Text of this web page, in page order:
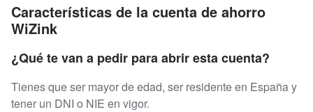
Características de la cuenta de ahorro
WiZink
¿Qué te van a pedir para abrir esta cuenta?
Tienes que ser mayor de edad, ser residente en España y
tener un DNI o NIE en vigor.